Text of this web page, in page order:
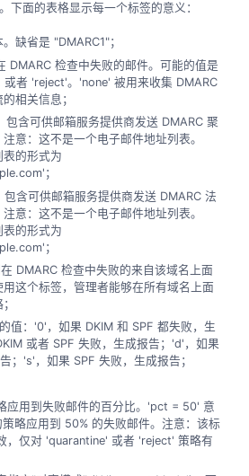
下面的表格显示每一个标签的意义：
缺省是 "DMARC1"；
DMARC 检查中失败的邮件。可能的值是
者 'reject'。'none' 被用来收集 DMARC
相关信息；
包含可供邮箱服务提供商发送 DMARC 聚
意：这不是一个电子邮件地址列表。
表的形式为
；
含可供邮箱服务提供商发送 DMARC 法
意：这不是一个电子邮件地址列表。
表的形式为
；
DMARC 检查中失败的来自该域名上面
这个标签，管理者能够在所有域名上面
值：'0'，如果 DKIM 和 SPF 都失败，生
或者 SPF 失败，生成报告；'d'，如果
；'s'，如果 SPF 失败，生成报告；
应用到失败邮件的百分比。'pct = 50' 意
略应用到 50% 的失败邮件。注意：该标
，仅对 'quarantine' 或者 'reject' 策略有